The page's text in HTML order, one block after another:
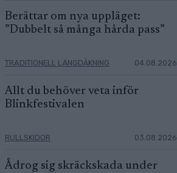
Berättar om nya uppläget:
”Dubbelt så många hårda pass”
TRADITIONELL LÄNGDÅKNING 04.08.2026
Allt du behöver veta inför
Blinkfestivalen
RULLSKIDOR 03.08.2026
Ådrog sig skräckskada under